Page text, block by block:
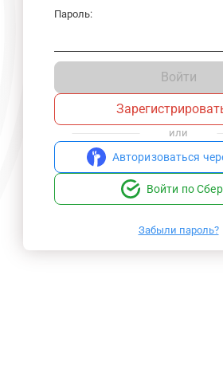
Пароль:
Войти
или
Авторизоваться
Войти по
Забыли пароль?